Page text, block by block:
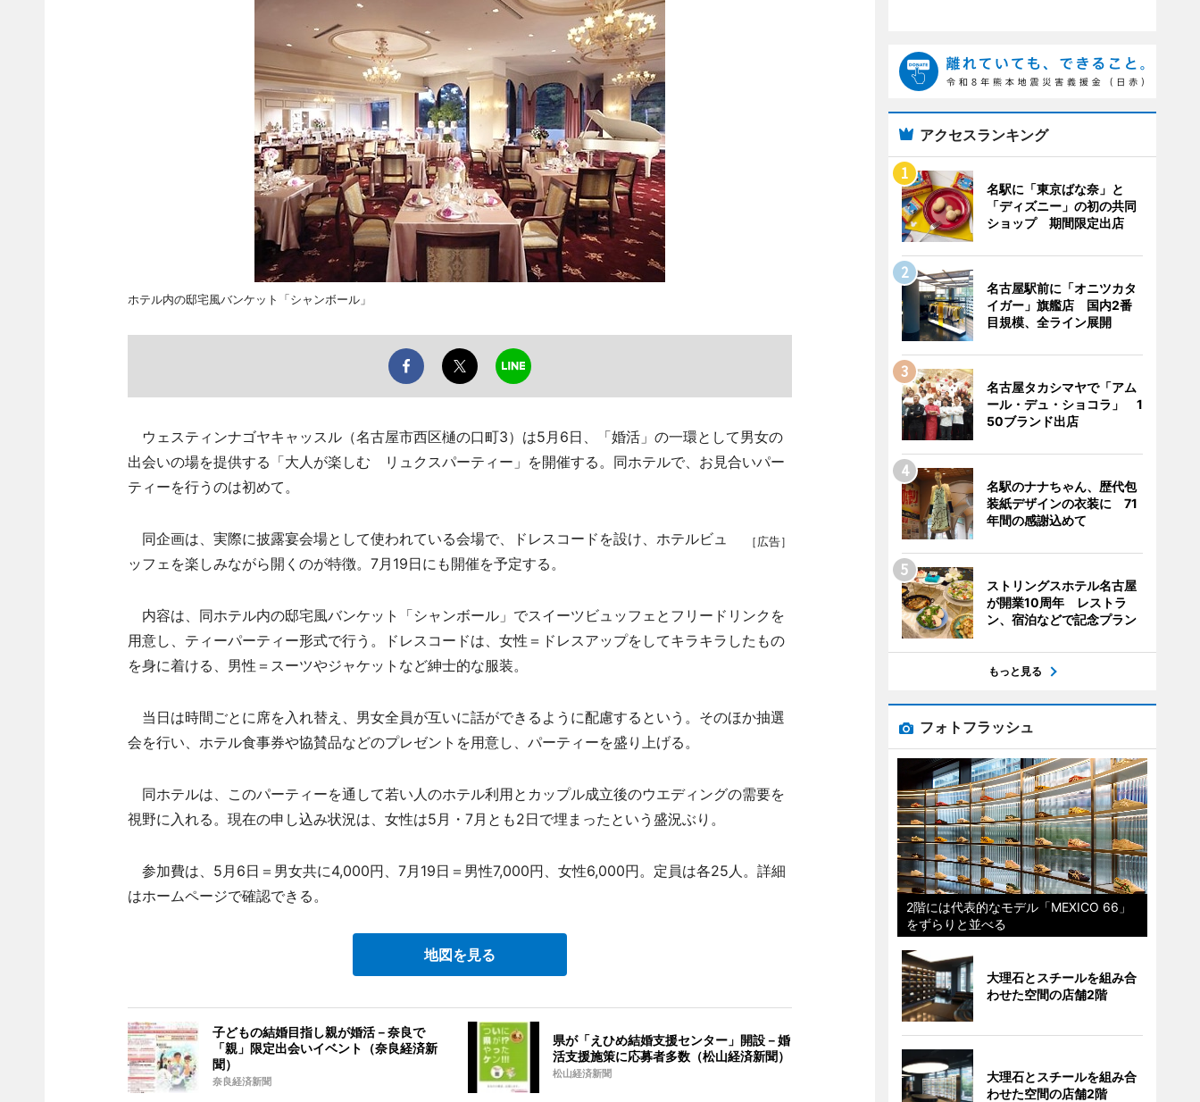
ホテル内の邸宅風バンケット「シャンボール」
ウェスティンナゴヤキャッスル（名古屋市西区樋の口町3）は5月6日、「婚活」の一環として男女の
出会いの場を提供する「大人が楽しむ リュクスパーティー」を開催する。同ホテルで、お見合いパー
ティーを行うのは初めて。
［広告］
同企画は、実際に披露宴会場として使われている会場で、ドレスコードを設け、ホテルビュ
ッフェを楽しみながら開くのが特徴。7月19日にも開催を予定する。
内容は、同ホテル内の邸宅風バンケット「シャンボール」でスイーツビュッフェとフリードリンクを
用意し、ティーパーティー形式で行う。ドレスコードは、女性＝ドレスアップをしてキラキラしたもの
を身に着ける、男性＝スーツやジャケットなど紳士的な服装。
当日は時間ごとに席を入れ替え、男女全員が互いに話ができるように配慮するという。そのほか抽選
会を行い、ホテル食事券や協賛品などのプレゼントを用意し、パーティーを盛り上げる。
同ホテルは、このパーティーを通して若い人のホテル利用とカップル成立後のウエディングの需要を
視野に入れる。現在の申し込み状況は、女性は5月・7月とも2日で埋まったという盛況ぶり。
参加費は、5月6日＝男女共に4,000円、7月19日＝男性7,000円、女性6,000円。定員は各25人。詳細
はホームページで確認できる。
地図を見る
子どもの結婚目指し親が婚活－奈良で
「親」限定出会いイベント（奈良経済新
聞）
奈良経済新聞
県が「えひめ結婚支援センター」開設－婚
活支援施策に応募者多数（松山経済新聞）
松山経済新聞
アクセスランキング
名駅に「東京ばな奈」と
「ディズニー」の初の共同
ショップ 期間限定出店
名古屋駅前に「オニツカタ
イガー」旗艦店 国内2番
目規模、全ライン展開
名古屋タカシマヤで「アム
ール・デュ・ショコラ」 1
50ブランド出店
名駅のナナちゃん、歴代包
装紙デザインの衣装に 71
年間の感謝込めて
ストリングスホテル名古屋
が開業10周年 レストラ
ン、宿泊などで記念プラン
もっと見る
フォトフラッシュ
2階には代表的なモデル「MEXICO 66」
をずらりと並べる
大理石とスチールを組み合
わせた空間の店舗2階
大理石とスチールを組み合
わせた空間の店舗2階